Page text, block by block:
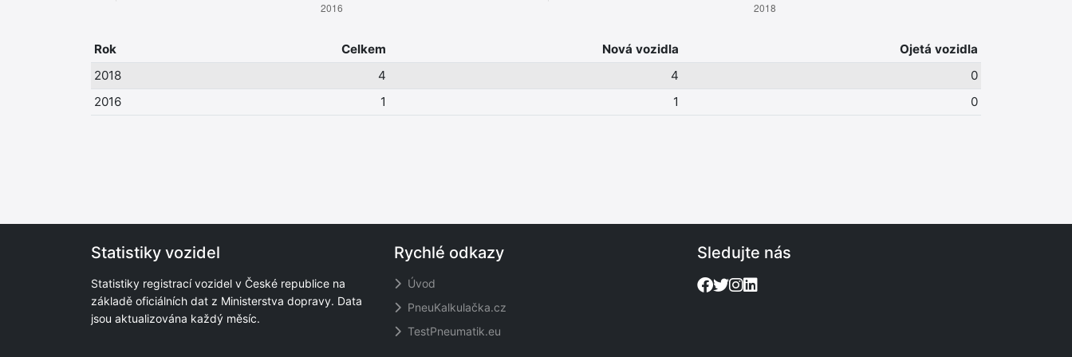
Rok Celkem Nová vozidla
Ojetá vozidla
2018
4 4
0
2016
1 1 0
Statistiky vozidel
Statistiky registrací vozidel v České republice na
základě oficiálních dat z Ministerstva dopravy. Data
jsou aktualizována každý měsíc.
Rychlé odkazy
Úvod
PneuKalkulačka.cz
TestPneumatik.eu
Sledujte nás